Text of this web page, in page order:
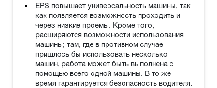
EPS повышает универсальность машины, так
как появляется возможность проходить и
через низкие проемы. Кроме того,
расширяются возможности использования
машины; там, где в противном случае
пришлось бы использовать несколько
машин, работа может быть выполнена с
помощью всего одной машины. В то же
время гарантируется безопасность водителя.